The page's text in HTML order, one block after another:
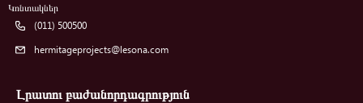
Կոնտակներ
(011) 500500
hermitageprojects@lesona.com
Լրատու բաժանորդագրություն